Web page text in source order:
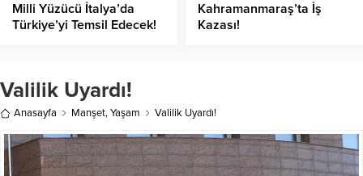
Milli Yüzücü İtalya’da
Türkiye’yi Temsil Edecek!
Kahramanmaraş’ta İş
Kazası!
Valilik Uyardı!
Anasayfa Manşet,Yaşam Valilik Uyardı!